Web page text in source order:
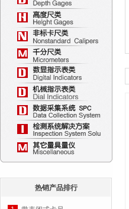
热销产品排行